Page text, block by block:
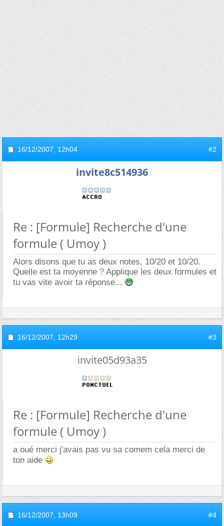
16/12/2007, 12h04 #2
invite8c514936
Re : [Formule] Recherche d'une
formule ( Umoy )
Alors disons que tu as deux notes, 10/20 et 10/20.
Quelle est ta moyenne ? Applique les deux formules et
tu vas vite avoir ta réponse...
16/12/2007, 12h29 #3
invite05d93a35
Re : [Formule] Recherche d'une
formule ( Umoy )
a oué merci j'avais pas vu sa comem cela merci de
ton aide
16/12/2007, 13h09 #4